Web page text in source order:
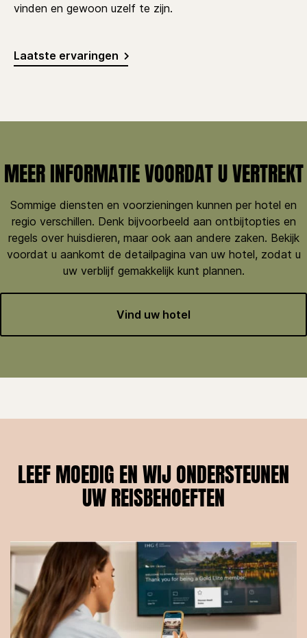
vinden en gewoon uzelf te zijn.
Laatste ervaringen
MEER INFORMATIE VOORDAT U VERTREKT
Sommige diensten en voorzieningen kunnen per hotel en
regio verschillen. Denk bijvoorbeeld aan ontbijtopties en
regels over huisdieren, maar ook aan andere zaken. Bekijk
voordat u aankomt de detailpagina van uw hotel, zodat u
uw verblijf gemakkelijk kunt plannen.
Vind uw hotel
LEEF MOEDIG EN WIJ ONDERSTEUNEN
UW REISBEHOEFTEN